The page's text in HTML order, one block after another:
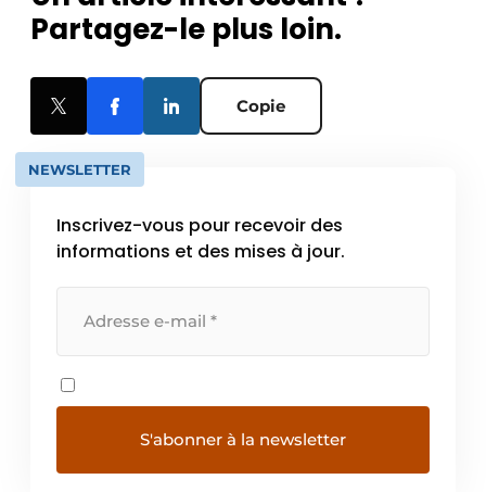
Partagez-le plus loin.
Copie
NEWSLETTER
Inscrivez-vous pour recevoir des
informations et des mises à jour.